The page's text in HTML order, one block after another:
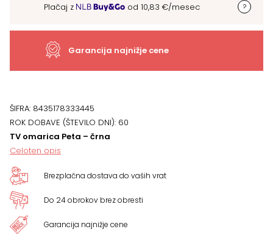
Plačaj z od 10,83 €/mesec
Garancija najnižje cene
ŠIFRA: 8435178333445
ROK DOBAVE (ŠTEVILO DNI): 60
TV omarica Peta – črna
Celoten opis
Brezplačna dostava do vaših vrat
Do 24 obrokov brez obresti
Garancija najnižje cene